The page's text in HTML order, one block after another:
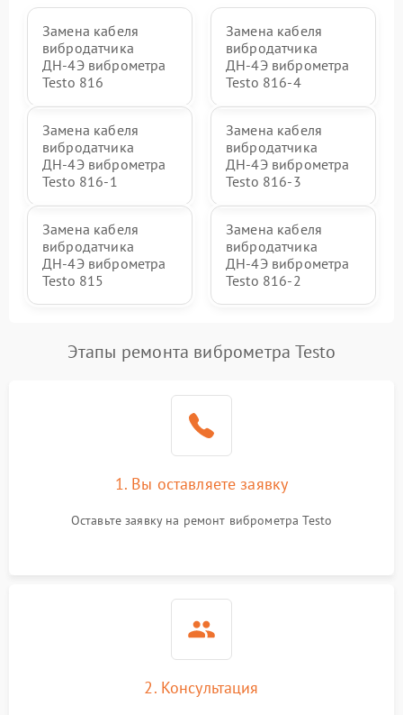
Замена кабеля
вибродатчика
ДН-4Э виброметра
Testo 816
Замена кабеля
вибродатчика
ДН-4Э виброметра
Testo 816-4
Замена кабеля
вибродатчика
ДН-4Э виброметра
Testo 816-1
Замена кабеля
вибродатчика
ДН-4Э виброметра
Testo 816-3
Замена кабеля
вибродатчика
ДН-4Э виброметра
Testo 815
Замена кабеля
вибродатчика
ДН-4Э виброметра
Testo 816-2
Этапы ремонта виброметра Testo
1. Вы оставляете заявку
Оставьте заявку на ремонт виброметра Testo
2. Консультация